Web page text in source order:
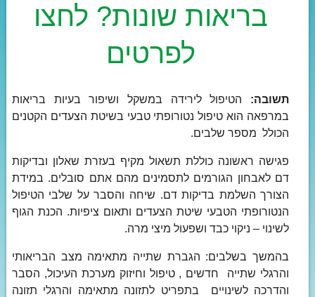
בריאות שונות? לחצו
לפרטים
תשובה: הטיפול לירידה במשקל ושיפור בעיות בריאות
במרפאה הוא טיפול נטורופתי טבעי בשיטת הצעדים הקטנים
הכולל מספר שלבים.
פגישה ראשונה כוללת תשאול מקיף בעזרת שאלון ובדיקות
דם לאבחון הגורמים לתסמינים מהם אתם סובלים. במידת
הצורך השלמת בדיקות דם. שיחה והסבר על שלבי הטיפול
הנטורופתי הטבעי שיטת הצעדים ותאום ציפיות. הכנת הגוף
לשינוי – ניקוי כבד ושפעול מיצי מרה.
בהמשך בשלבים: הגברת שתייה מתאימה מצב הבריאותי
והרגלי שתייה חדשים , טיפול וחיזוק מערכת העיכול, הסבר
והדרכה לשינויים בתפריט לתזונה מתאימה והרגלי תזונה